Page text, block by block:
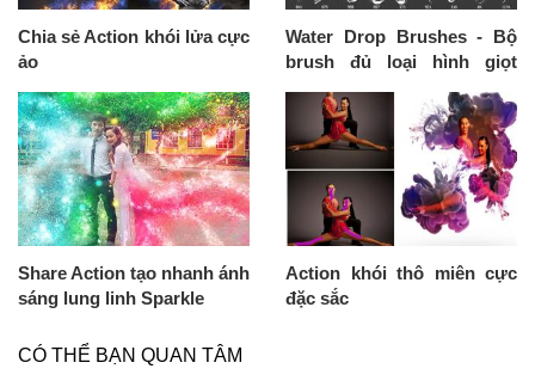
Chia sẻ Action khói lửa cực
ảo
Water Drop Brushes - Bộ
brush đủ loại hình giọt
Share Action tạo nhanh ánh
sáng lung linh Sparkle
Action khói thô miên cực
đặc sắc
CÓ THỂ BẠN QUAN TÂM